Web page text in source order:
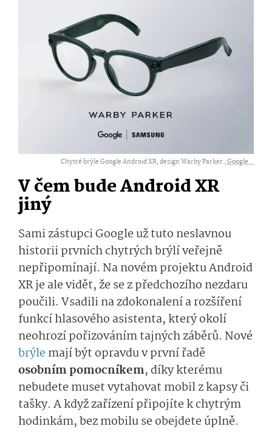
Chytré brýle Google Android XR, design Warby Parker ,Google...
V čem bude Android XR
jiný
Sami zástupci Google už tuto neslavnou
historii prvních chytrých brýlí veřejně
nepřipomínají. Na novém projektu Android
XR je ale vidět, že se z předchozího nezdaru
poučili. Vsadili na zdokonalení a rozšíření
funkcí hlasového asistenta, který okolí
neohrozí pořizováním tajných záběrů. Nové
brýlemají být opravdu v první řadě
osobním pomocníkem, díky kterému
nebudete muset vytahovat mobil z kapsy či
tašky. A když zařízení připojíte k chytrým
hodinkám, bez mobilu se obejdete úplně.